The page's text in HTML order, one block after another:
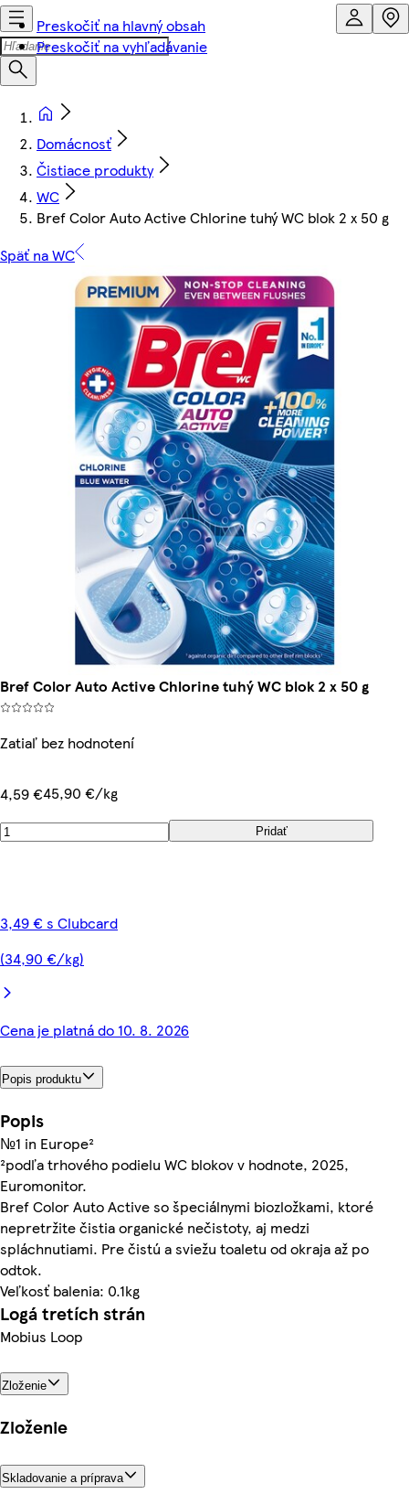
Preskočiť na hlavný obsah
Preskočiť na vyhľadávanie
Domácnosť
Čistiace produkty
WC
Bref Color Auto Active Chlorine tuhý WC blok 2 x 50 g
Späť na WC
Bref Color Auto Active Chlorine tuhý WC blok 2 x 50 g
Zatiaľ bez hodnotení
4,59 €45,90 €/kg
Pridať
3,49 € s Clubcard
(34,90 €/kg)
Cena je platná do 10. 8. 2026
Popis produktu
Popis
№1 in Europe²
²podľa trhového podielu WC blokov v hodnote, 2025,
Euromonitor.
Bref Color Auto Active so špeciálnymi biozložkami, ktoré
nepretržite čistia organické nečistoty, aj medzi
spláchnutiami. Pre čistú a sviežu toaletu od okraja až po
odtok.
Veľkosť balenia: 0.1kg
Logá tretích strán
Mobius Loop
Zloženie
Zloženie
Skladovanie a príprava